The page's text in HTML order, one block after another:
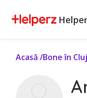
Acasă /Bone în